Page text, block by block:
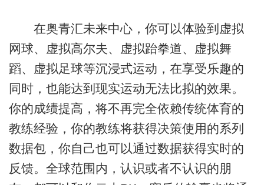
在奥青汇未来中心，你可以体验到虚拟
网球、虚拟高尔夫、虚拟跆拳道、虚拟舞
蹈、虚拟足球等沉浸式运动，在享受乐趣的
同时，也能达到现实运动无法比拟的效果。
你的成绩提高，将不再完全依赖传统体育的
教练经验，你的教练将获得决策使用的系列
数据包，你自己也可以通过数据获得实时的
反馈。全球范围内，认识或者不认识的朋